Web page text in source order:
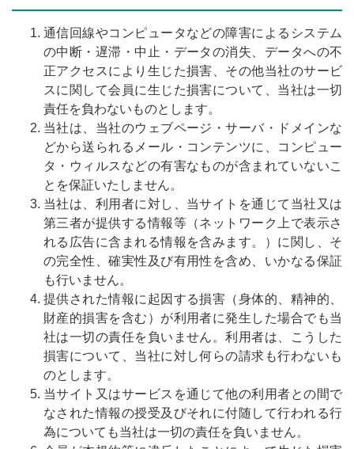
通信回線やコンピュータなどの障害によるシステム
の中断・遅滞・中止・データの消失、データへの不
正アクセスにより生じた損害、その他当社のサービ
スに関して会員に生じた損害について、当社は一切
責任を負わないものとします。
当社は、当社のウェブページ・サーバ・ドメインな
どから送られるメール・コンテンツに、コンピュー
タ・ウィルスなどの有害なものが含まれていないこ
とを保証いたしません。
当社は、利用者に対し、当サイトを通じて当社又は
第三者が提供する情報等（ネットワーク上で表示さ
れる広告に含まれる情報を含みます。）に関し、そ
の完全性、確実性及び有用性を含め、いかなる保証
も行いません。
提供された情報に起因する損害（身体的、精神的、
財産的損害を含む）が利用者に発生した場合でも当
社は一切の責任を負いません。利用者は、こうした
損害について、当社に対し何らの請求も行わないも
のとします。
当サイト又はサービスを通じて他の利用者との間で
なされた情報の授受及びそれに付随して行われる行
為についても当社は一切の責任を負いません。